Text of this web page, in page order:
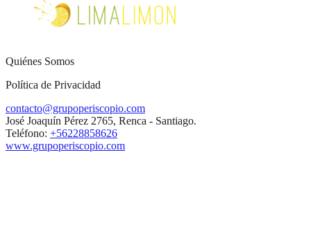
Quiénes Somos
Política de Privacidad
contacto@grupoperiscopio.com
José Joaquín Pérez 2765, Renca - Santiago.
Teléfono: +56228858626
www.grupoperiscopio.com